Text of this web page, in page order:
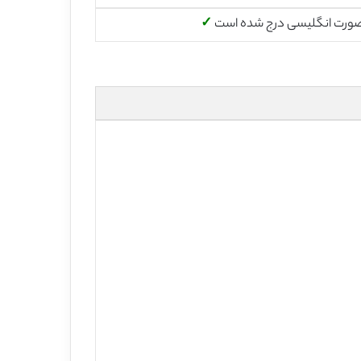
انگلیسی درج شده است ✓